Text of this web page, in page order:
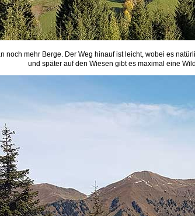
noch mehr Berge. Der Weg hinauf ist leicht, wobei es
und später auf den Wiesen gibt es maximal eine